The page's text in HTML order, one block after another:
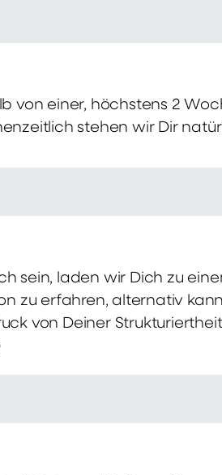
von einer, höchstens 2
stehen wir Dir
sein, laden wir Dich zu
zu erfahren, alternativ
von Deiner